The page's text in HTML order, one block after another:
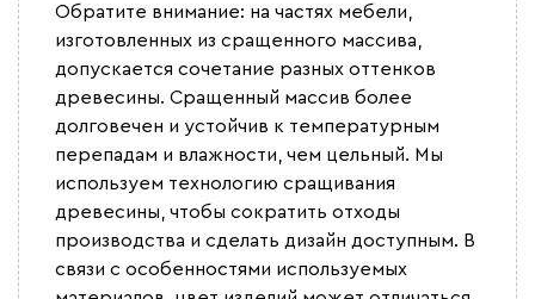
Обратите внимание: на частях мебели,
изготовленных из сращенного массива,
допускается сочетание разных оттенков
древесины. Сращенный массив более
долговечен и устойчив к температурным
перепадам и влажности, чем цельный. Мы
используем технологию сращивания
древесины, чтобы сократить отходы
производства и сделать дизайн доступным. В
связи с особенностями используемых